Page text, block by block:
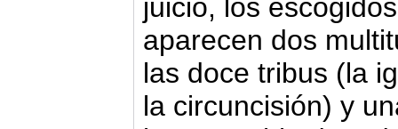
juicio, los
aparecen dos
las doce tribus (la
la circuncisión) y